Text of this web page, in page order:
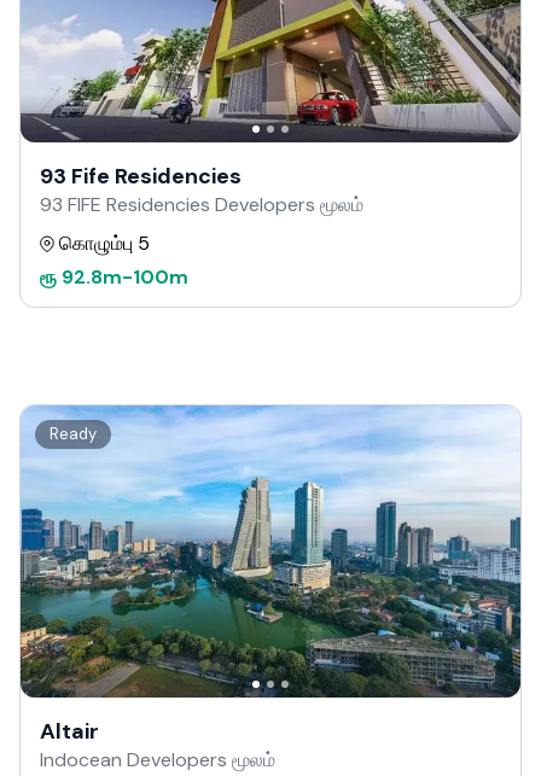
93 Fife Residencies
93 FIFE Residencies Developers மூலம்
கொழும்பு 5
ரூ 92.8m-100m
Ready
Altair
Indocean Developers மூலம்